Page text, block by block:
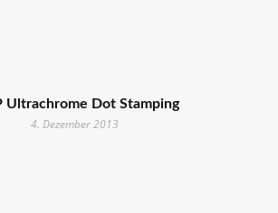
Ultrachrome Dot Stamping
4. Dezember 2013